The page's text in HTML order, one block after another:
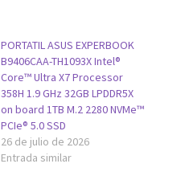
PORTATIL ASUS EXPERBOOK
B9406CAA-TH1093X Intel®
Core™ Ultra X7 Processor
358H 1.9 GHz 32GB LPDDR5X
on board 1TB M.2 2280 NVMe™
PCIe® 5.0 SSD
26 de julio de 2026
Entrada similar